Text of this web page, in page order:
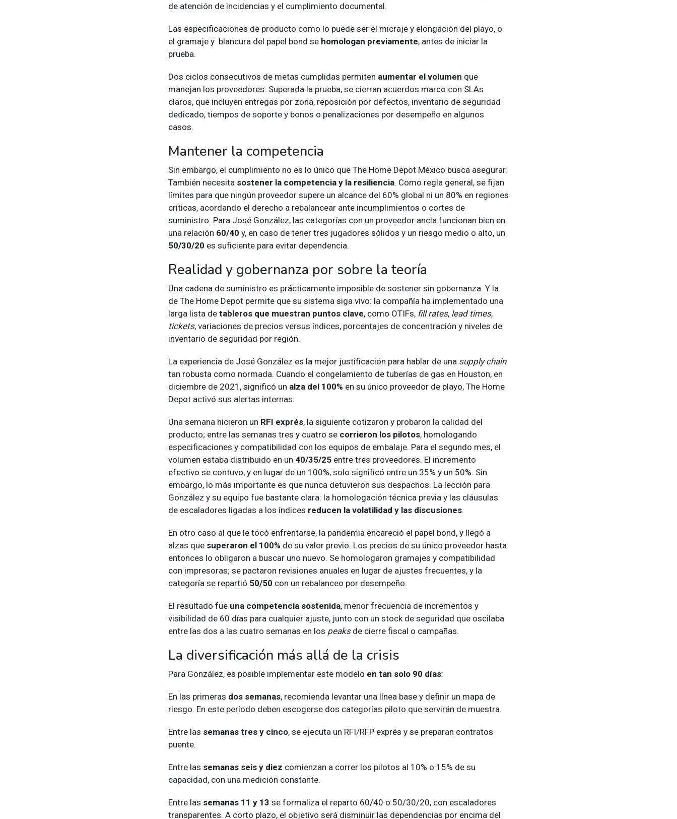
de atención de incidencias y el cumplimiento documental.
Las especificaciones de producto como lo puede ser el micraje y elongación del playo, o
el gramaje y blancura del papel bond se homologan previamente, antes de iniciar la
prueba.
Dos ciclos consecutivos de metas cumplidas permiten aumentar el volumen que
manejan los proveedores. Superada la prueba, se cierran acuerdos marco con SLAs
claros, que incluyen entregas por zona, reposición por defectos, inventario de seguridad
dedicado, tiempos de soporte y bonos o penalizaciones por desempeño en algunos
casos.
Mantener la competencia
Sin embargo, el cumplimiento no es lo único que The Home Depot México busca asegurar.
También necesita sostener la competencia y la resiliencia. Como regla general, se fijan
límites para que ningún proveedor supere un alcance del 60% global ni un 80% en regiones
críticas, acordando el derecho a rebalancear ante incumplimientos o cortes de
suministro. Para José González, las categorías con un proveedor ancla funcionan bien en
una relación 60/40 y, en caso de tener tres jugadores sólidos y un riesgo medio o alto, un
50/30/20 es suficiente para evitar dependencia.
Realidad y gobernanza por sobre la teoría
Una cadena de suministro es prácticamente imposible de sostener sin gobernanza. Y la
de The Home Depot permite que su sistema siga vivo: la compañía ha implementado una
larga lista de tableros que muestran puntos clave, como OTIFs, fill rates, lead times,
tickets, variaciones de precios versus índices, porcentajes de concentración y niveles de
inventario de seguridad por región.
La experiencia de José González es la mejor justificación para hablar de una supply chain
tan robusta como normada. Cuando el congelamiento de tuberías de gas en Houston, en
diciembre de 2021, significó un alza del 100% en su único proveedor de playo, The Home
Depot activó sus alertas internas.
Una semana hicieron un RFI exprés, la siguiente cotizaron y probaron la calidad del
producto; entre las semanas tres y cuatro se corrieron los pilotos, homologando
especificaciones y compatibilidad con los equipos de embalaje. Para el segundo mes, el
volumen estaba distribuido en un 40/35/25 entre tres proveedores. El incremento
efectivo se contuvo, y en lugar de un 100%, solo significó entre un 35% y un 50%. Sin
embargo, lo más importante es que nunca detuvieron sus despachos. La lección para
González y su equipo fue bastante clara: la homologación técnica previa y las cláusulas
de escaladores ligadas a los índices reducen la volatilidad y las discusiones.
En otro caso al que le tocó enfrentarse, la pandemia encareció el papel bond, y llegó a
alzas que superaron el 100% de su valor previo. Los precios de su único proveedor hasta
entonces lo obligaron a buscar uno nuevo. Se homologaron gramajes y compatibilidad
con impresoras; se pactaron revisiones anuales en lugar de ajustes frecuentes, y la
categoría se repartió 50/50 con un rebalanceo por desempeño.
El resultado fue una competencia sostenida, menor frecuencia de incrementos y
visibilidad de 60 días para cualquier ajuste, junto con un stock de seguridad que oscilaba
entre las dos a las cuatro semanas en los peaks de cierre fiscal o campañas.
La diversificación más allá de la crisis
Para González, es posible implementar este modelo en tan solo 90 días:
En las primeras dos semanas, recomienda levantar una línea base y definir un mapa de
riesgo. En este período deben escogerse dos categorías piloto que servirán de muestra.
Entre las semanas tres y cinco, se ejecuta un RFI/RFP exprés y se preparan contratos
puente.
Entre las semanas seis y diez comienzan a correr los pilotos al 10% o 15% de su
capacidad, con una medición constante.
Entre las semanas 11 y 13 se formaliza el reparto 60/40 o 50/30/20, con escaladores
transparentes. A corto plazo, el objetivo será disminuir las dependencias por encima del